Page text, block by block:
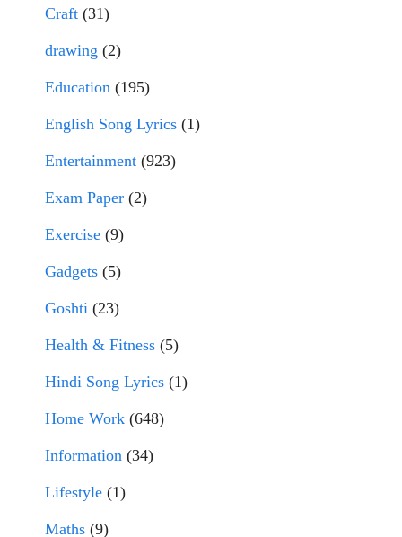
Craft (31)
drawing (2)
Education (195)
English Song Lyrics (1)
Entertainment (923)
Exam Paper (2)
Exercise (9)
Gadgets (5)
Goshti (23)
Health & Fitness (5)
Hindi Song Lyrics (1)
Home Work (648)
Information (34)
Lifestyle (1)
Maths (9)